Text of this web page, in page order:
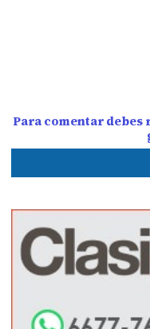
Para comentar